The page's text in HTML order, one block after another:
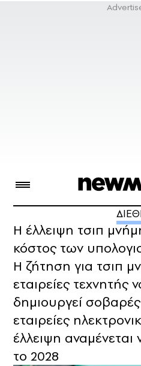
Η έλλειψη τσιπ
κόστος των
Η ζήτηση για τσιπ
εταιρείες τεχνητής
δημιουργεί σοβαρές
εταιρείες
έλλειψη αναμένεται
το 2028